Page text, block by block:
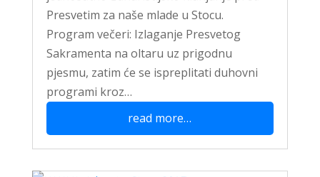
Presvetim za naše mlade u Stocu.
Program večeri: Izlaganje Presvetog
Sakramenta na oltaru uz prigodnu
pjesmu, zatim će se ispreplitati duhovni
programi kroz…
read more…